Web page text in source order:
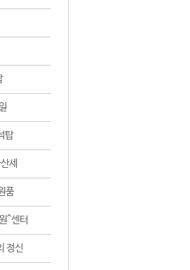
탑
세
품
^센터
정신